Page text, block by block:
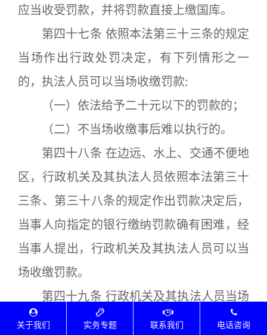
应当收受罚款，并将罚款直接上缴国库。
第四十七条 依照本法第三十三条的规定
当场作出行政处罚决定，有下列情形之一
的，执法人员可以当场收缴罚款:
（一）依法给予二十元以下的罚款的；
（二）不当场收缴事后难以执行的。
第四十八条 在边远、水上、交通不便地
区，行政机关及其执法人员依照本法第三十
三条、第三十八条的规定作出罚款决定后，
当事人向指定的银行缴纳罚款确有困难，经
当事人提出，行政机关及其执法人员可以当
场收缴罚款。
第四十九条 行政机关及其执法人员当场
收缴罚款的，必须向当事人出具省、自治
关于我们 实务专题 联系我们 电话咨询